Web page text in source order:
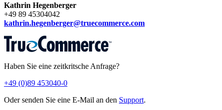
Kathrin Hegenberger
+49 89 45304042
kathrin.hegenberger@truecommerce.com
Haben Sie eine zeitkritsche Anfrage?
+49 (0)89 453040-0
Oder senden Sie eine E-Mail an den Support.